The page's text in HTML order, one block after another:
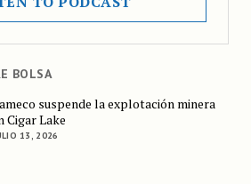
BOLSA
suspende la explotación minera
Cigar Lake
13, 2026